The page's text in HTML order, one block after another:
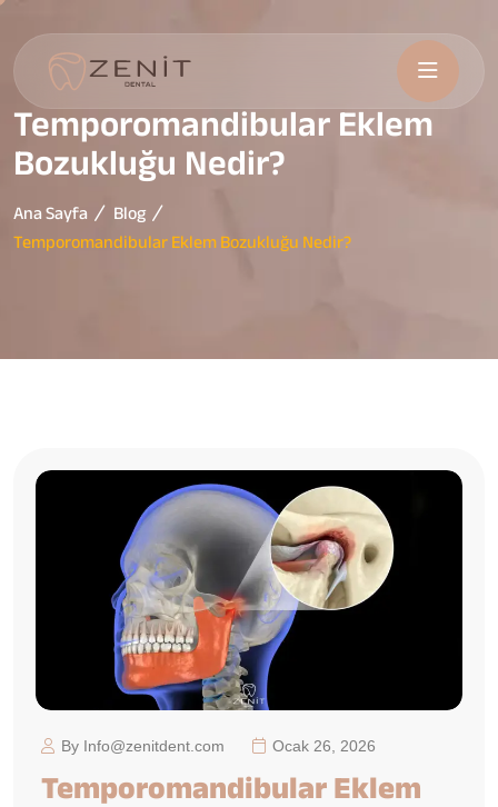
Temporomandibular Eklem
Bozukluğu Nedir?
Ana Sayfa
Blog
Temporomandibular Eklem Bozukluğu Nedir?
By Info@zenitdent.com Ocak 26, 2026
Temporomandibular Eklem